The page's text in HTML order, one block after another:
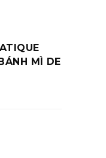
MÌ DE